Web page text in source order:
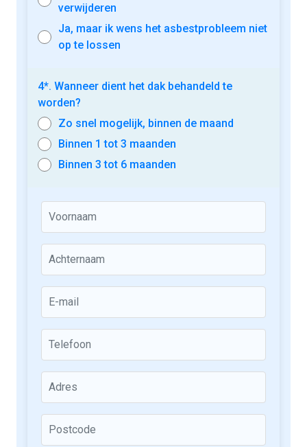
verwijderen
Ja, maar ik wens het asbestprobleem niet
op te lossen
4*. Wanneer dient het dak behandeld te
worden?
Zo snel mogelijk, binnen de maand
Binnen 1 tot 3 maanden
Binnen 3 tot 6 maanden